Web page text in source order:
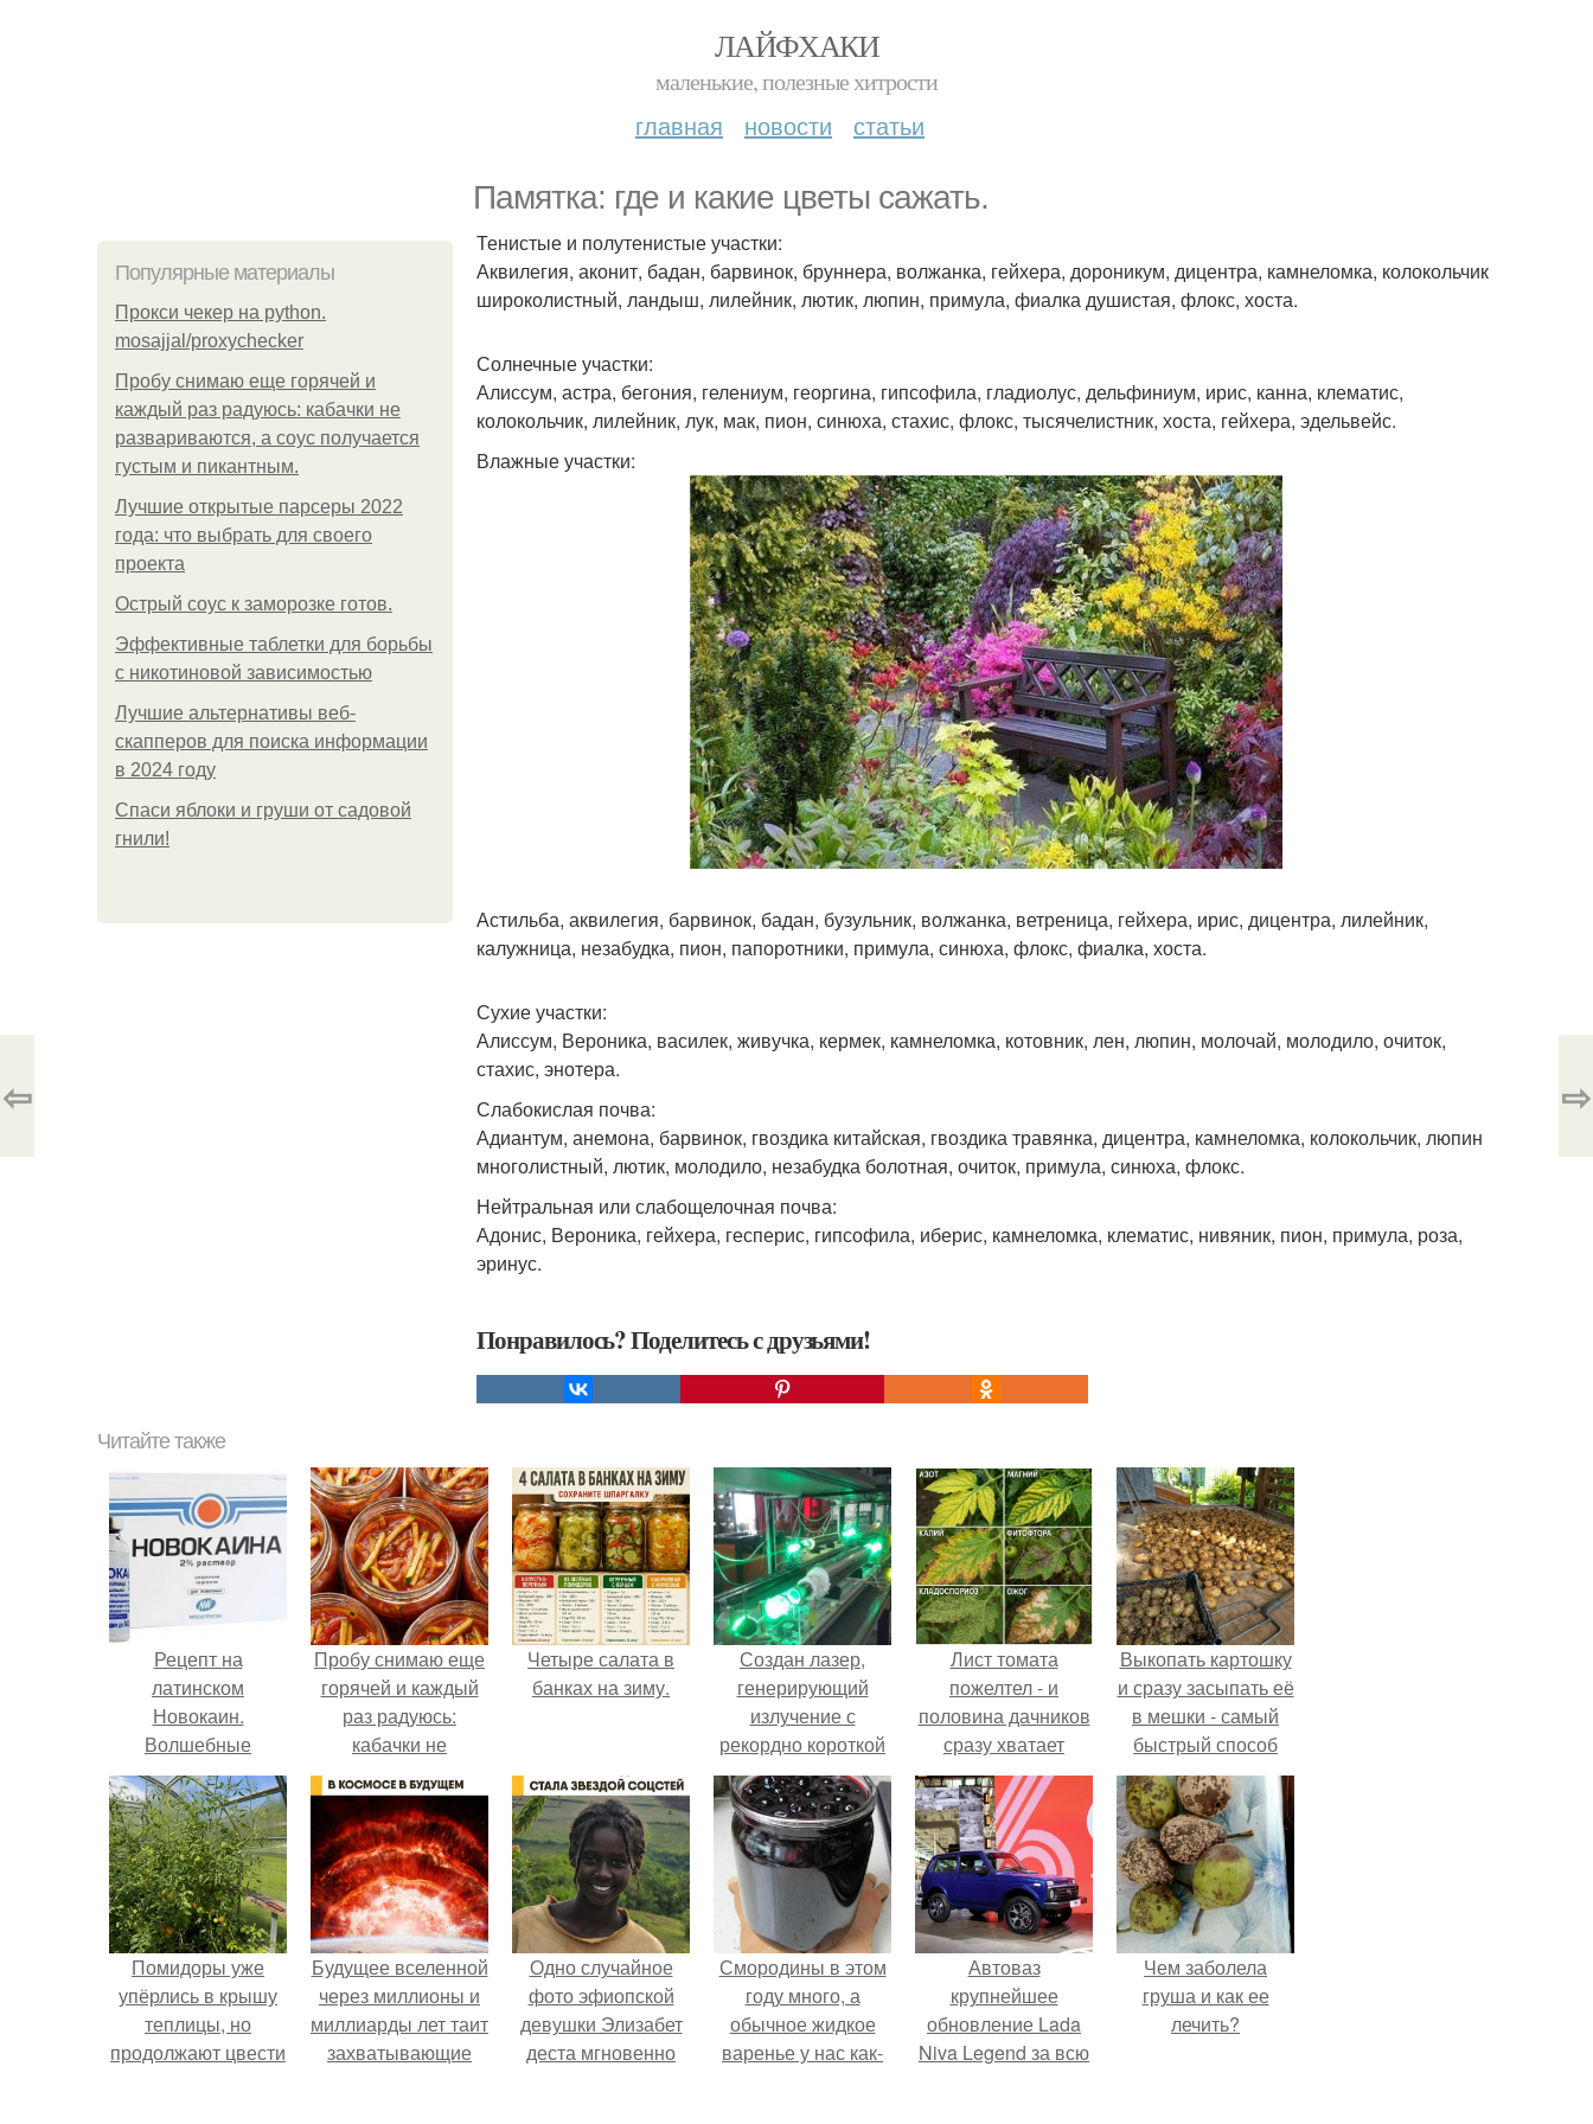
ЛАЙФХАКИ
маленькие, полезные хитрости
главная новости статьи
Памятка: где и какие цветы сажать.
Популярные материалы
Прокси чекер на python.
mosajjal/proxychecker
Пробу снимаю еще горячей и
каждый раз радуюсь: кабачки не
развариваются, а соус получается
густым и пикантным.
Лучшие открытые парсеры 2022
года: что выбрать для своего
проекта
Острый соус к заморозке готов.
Эффективные таблетки для борьбы
с никотиновой зависимостью
Лучшие альтернативы веб-
скапперов для поиска информации
в 2024 году
Спаси яблоки и груши от садовой
гнили!
Тенистые и полутенистые участки:
Аквилегия, аконит, бадан, барвинок, бруннера, волжанка, гейхера, дороникум, дицентра, камнеломка, колокольчик
широколистный, ландыш, лилейник, лютик, люпин, примула, фиалка душистая, флокс, хоста.
Солнечные участки:
Алиссум, астра, бегония, гелениум, георгина, гипсофила, гладиолус, дельфиниум, ирис, канна, клематис,
колокольчик, лилейник, лук, мак, пион, синюха, стахис, флокс, тысячелистник, хоста, гейхера, эдельвейс.
Влажные участки:
Астильба, аквилегия, барвинок, бадан, бузульник, волжанка, ветреница, гейхера, ирис, дицентра, лилейник,
калужница, незабудка, пион, папоротники, примула, синюха, флокс, фиалка, хоста.
Сухие участки:
Алиссум, Вероника, василек, живучка, кермек, камнеломка, котовник, лен, люпин, молочай, молодило, очиток,
стахис, энотера.
Слабокислая почва:
Адиантум, анемона, барвинок, гвоздика китайская, гвоздика травянка, дицентра, камнеломка, колокольчик, люпин
многолистный, лютик, молодило, незабудка болотная, очиток, примула, синюха, флокс.
Нейтральная или слабощелочная почва:
Адонис, Вероника, гейхера, гесперис, гипсофила, иберис, камнеломка, клематис, нивяник, пион, примула, роза,
эринус.
Понравилось? Поделитесь с друзьями!
⇦ ⇨
Читайте также
Рецепт на
латинском
Новокаин.
Волшебные
свойства
новокаина.
Пробу снимаю еще
горячей и каждый
раз радуюсь:
кабачки не
развариваются, а
соус получается
густым и
пикантным.
Четыре салата в
банках на зиму.
Создан лазер,
генерирующий
излучение с
рекордно короткой
на сегодняшний
день длиной волны.
Лист томата
пожелтел - и
половина дачников
сразу хватает
удобрение.
Выкопать картошку
и сразу засыпать её
в мешки - самый
быстрый способ
спрятать вместе с
урожаем гниль,
порезы и больные
клубни.
Помидоры уже
упёрлись в крышу
теплицы, но
продолжают цвести
Будущее вселенной
через миллионы и
миллиарды лет таит
захватывающие
Одно случайное
фото эфиопской
девушки Элизабет
деста мгновенно
Смородины в этом
году много, а
обычное жидкое
варенье у нас как-
Автоваз
крупнейшее
обновление Lada
Niva Legend за всю
Чем заболела
груша и как ее
лечить?